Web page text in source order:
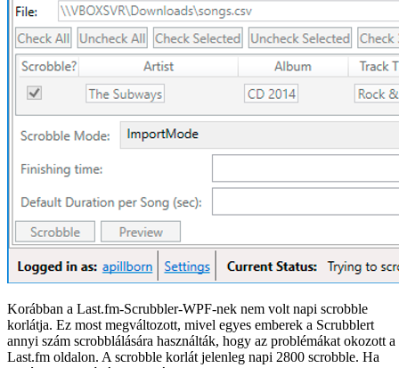
Korábban a Last.fm-Scrubbler-WPF-nek nem volt napi scrobble
korlátja. Ez most megváltozott, mivel egyes emberek a Scrubblert
annyi szám scrobblálására használták, hogy az problémákat okozott a
Last.fm oldalon. A scrobble korlát jelenleg napi 2800 scrobble. Ha